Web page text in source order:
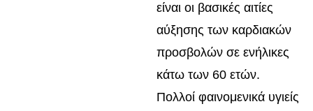
είναι οι βασικές αιτίες
αύξησης των καρδιακών
προσβολών σε ενήλικες
κάτω των 60 ετών.
Πολλοί φαινομενικά υγιείς